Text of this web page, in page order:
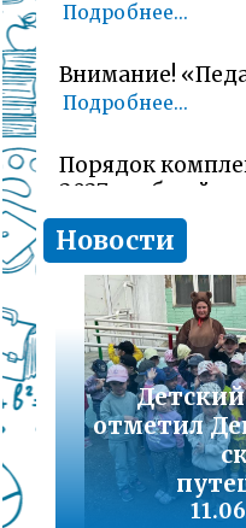
Подробнее...
Внимание!
Подробнее...
Порядок
2027 учебный год
Подробнее...
Комитет
заявлений об
Подробнее...
В сезон
наша с Вами
заболеваемости
Подробнее...
Новости
отметил